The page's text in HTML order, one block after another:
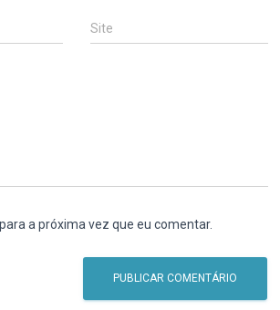
Site
a próxima vez que eu comentar.